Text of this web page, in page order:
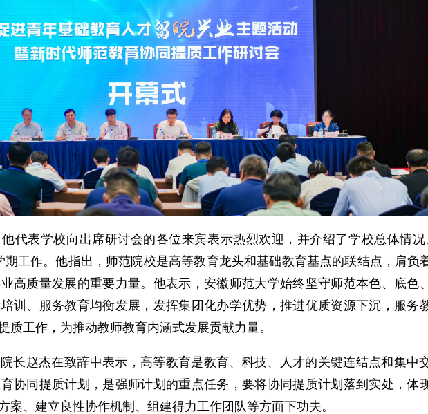
代表学校向出席研讨会的各位来宾表示热烈欢迎，并介绍了学校总体情
期工作。他指出，师范院校是高等教育龙头和基础教育基点的联结点，肩负
高质量发展的重要力量。他表示，安徽师范大学始终坚守师范本色、底色
训、服务教育均衡发展，发挥集团化办学优势，推进优质资源下沉，服务
质工作，为推动教师教育内涵式发展贡献力量。
长赵杰在致辞中表示，高等教育是教育、科技、人才的关键连结点和集中
协同提质计划，是强师计划的重点任务，要将协同提质计划落到实处，体
案、建立良性协作机制、组建得力工作团队等方面下功夫。